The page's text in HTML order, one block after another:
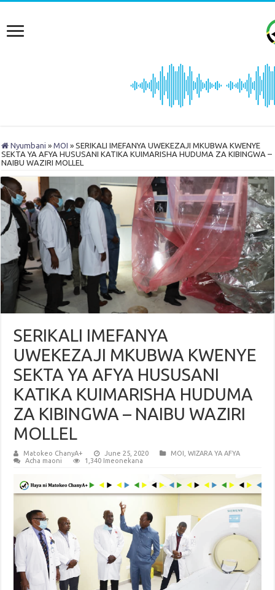
Nyumbani » MOI » SERIKALI IMEFANYA UWEKEZAJI MKUBWA KWENYE
SEKTA YA AFYA HUSUSANI KATIKA KUIMARISHA HUDUMA ZA KIBINGWA –
NAIBU WAZIRI MOLLEL
SERIKALI IMEFANYA
UWEKEZAJI MKUBWA KWENYE
SEKTA YA AFYA HUSUSANI
KATIKA KUIMARISHA HUDUMA
ZA KIBINGWA – NAIBU WAZIRI
MOLLEL
Matokeo ChanyA+ June 25, 2020 MOI ,WIZARA YA AFYA
Acha maoni
1,340 Imeonekana